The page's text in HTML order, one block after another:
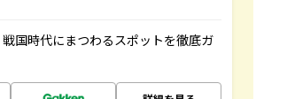
国時代にまつわるスポットを徹底ガ